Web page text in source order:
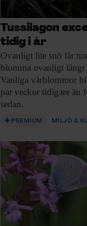
Tussilagon
tidig i år
Ovanligt lite snö får
blomma ovanligt långt
Vanliga vårblommor
par veckor tidigare än
sedan.
PREMIUM MILJÖ &